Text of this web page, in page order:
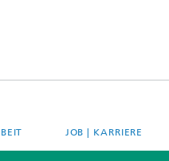
JOB | KARRIERE